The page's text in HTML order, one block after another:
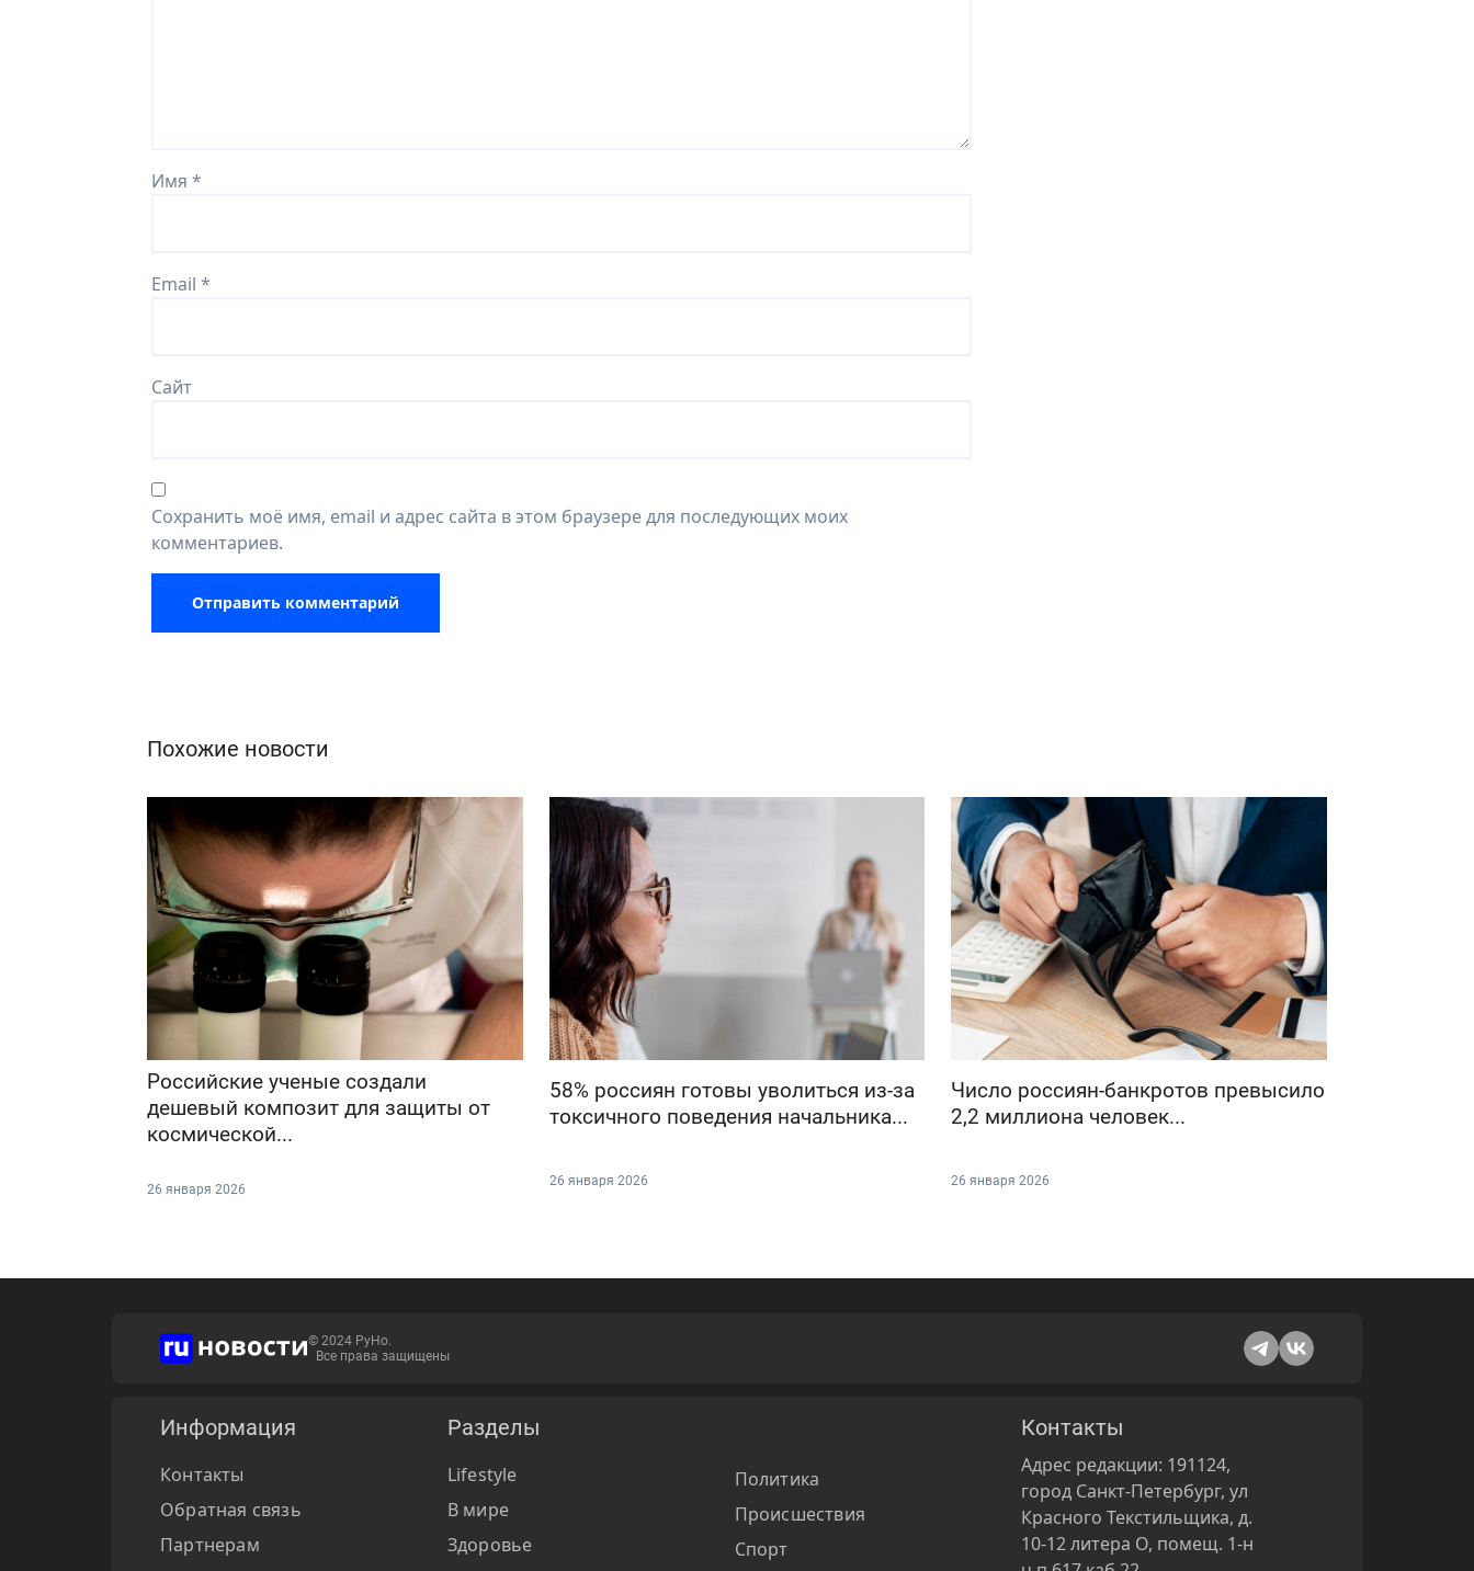
Имя *
Email *
Сайт
Сохранить моё имя, email и адрес сайта в этом браузере для последующих моих
комментариев.
Похожие новости
Российские ученые создали
дешевый композит для защиты от
космической...
26 января 2026
58% россиян готовы уволиться из-за
токсичного поведения начальника...
26 января 2026
Число россиян-банкротов превысило
2,2 миллиона человек...
26 января 2026
© 2024 РуНо.
Все права защищены
Информация
Контакты
Обратная связь
Партнерам
Разделы
Lifestyle
В мире
Здоровье
Политика
Происшествия
Спорт
Контакты
Адрес редакции: 191124,
город Санкт-Петербург, ул
Красного Текстильщика, д.
10-12 литера О, помещ. 1-н